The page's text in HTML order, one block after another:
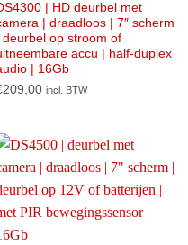
| HD deurbel met
| draadloos | 7″ scherm
| deurbel op stroom of
accu | half-duplex
| 16Gb
209,00 incl. BTW